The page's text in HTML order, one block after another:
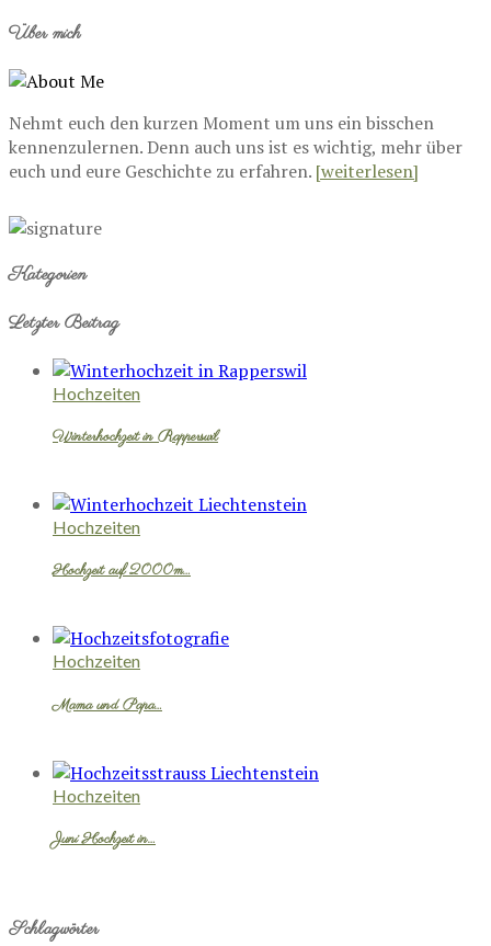
Über mich
Nehmt euch den kurzen Moment um uns ein bisschen
kennenzulernen. Denn auch uns ist es wichtig, mehr über
euch und eure Geschichte zu erfahren. [weiterlesen]
Kategorien
Letzter Beitrag
Hochzeiten
Winterhochzeit in Rapperswil
Hochzeiten
Hochzeit auf 2000m…
Hochzeiten
Mama und Papa…
Hochzeiten
Juni Hochzeit in…
Schlagwörter